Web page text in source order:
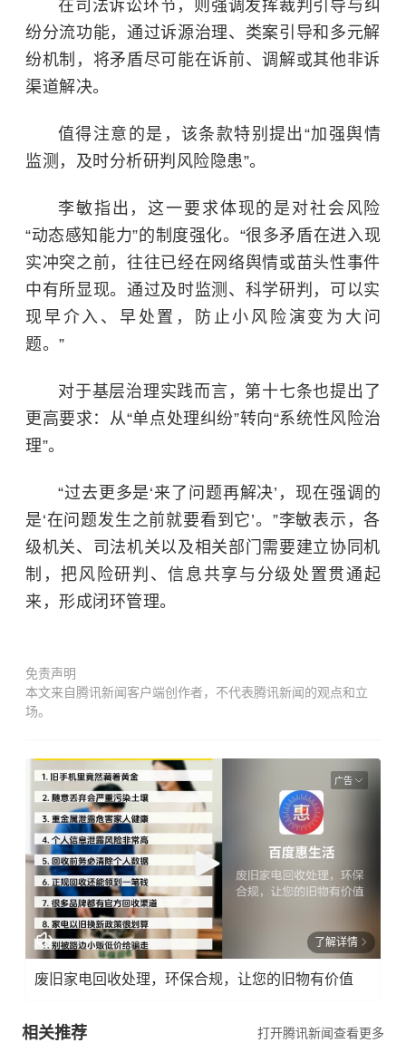
在司法诉讼环节，则强调发挥裁判引导与纠
纷分流功能，通过诉源治理、类案引导和多元解
纷机制，将矛盾尽可能在诉前、调解或其他非诉
渠道解决。
值得注意的是，该条款特别提出“加强舆情
监测，及时分析研判风险隐患”。
李敏指出，这一要求体现的是对社会风险
“动态感知能力”的制度强化。“很多矛盾在进入现
实冲突之前，往往已经在网络舆情或苗头性事件
中有所显现。通过及时监测、科学研判，可以实
现早介入、早处置，防止小风险演变为大问
题。”
对于基层治理实践而言，第十七条也提出了
更高要求：从“单点处理纠纷”转向“系统性风险治
理”。
“过去更多是‘来了问题再解决’，现在强调的
是‘在问题发生之前就要看到它’。”李敏表示，各
级机关、司法机关以及相关部门需要建立协同机
制，把风险研判、信息共享与分级处置贯通起
来，形成闭环管理。
免责声明
本文来自腾讯新闻客户端创作者，不代表腾讯新闻的观点和立
场。
广告
了解详情
废旧家电回收处理，环保合规，让您的旧物有价值
相关推荐 打开腾讯新闻查看更多